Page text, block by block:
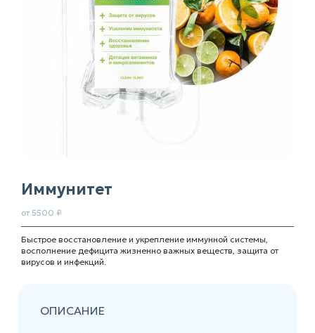
Иммунитет
от 5500 ₽
Быстрое восстановление и укрепление иммунной системы,
восполнение дефицита жизненно важных веществ, защита от
вирусов и инфекций.
ОПИСАНИЕ